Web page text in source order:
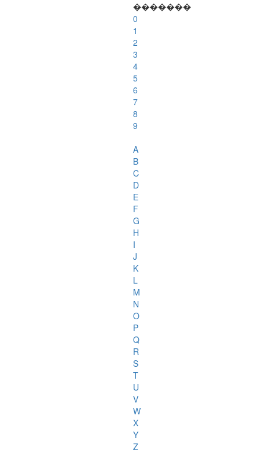
�������
0
1
2
3
4
5
6
7
8
9
A
B
C
D
E
F
G
H
I
J
K
L
M
N
O
P
Q
R
S
T
U
V
W
X
Y
Z